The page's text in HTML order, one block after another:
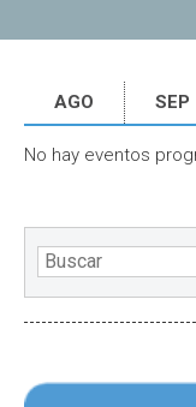
AGO SEP
No hay eventos